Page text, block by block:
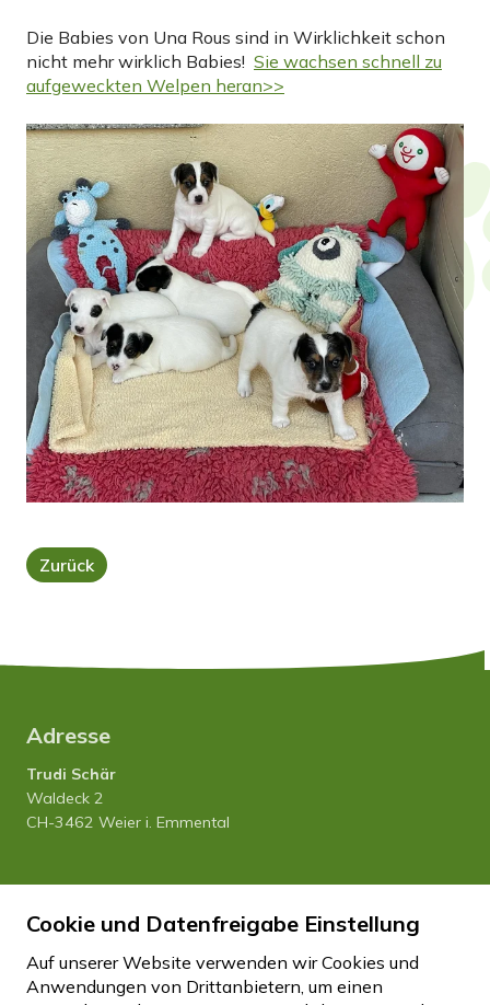
Die Babies von Una Rous sind in Wirklichkeit schon
nicht mehr wirklich Babies! Sie wachsen schnell zu
aufgeweckten Welpen heran>>
Zurück
Adresse
Trudi Schär
Waldeck 2
CH-3462 Weier i. Emmental
Natel 079 458 27 20
Cookie und Datenfreigabe Einstellung
Auf unserer Website verwenden wir Cookies und
Anwendungen von Drittanbietern, um einen